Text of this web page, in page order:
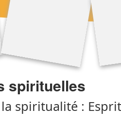
spirituelles
spiritualité :